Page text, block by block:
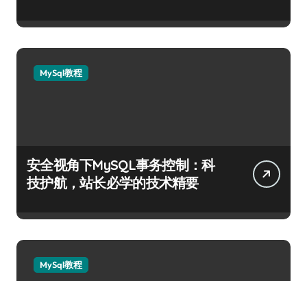
MySql教程
安全视角下MySQL事务控制：科
技护航，站长必学的技术精要
MySql教程